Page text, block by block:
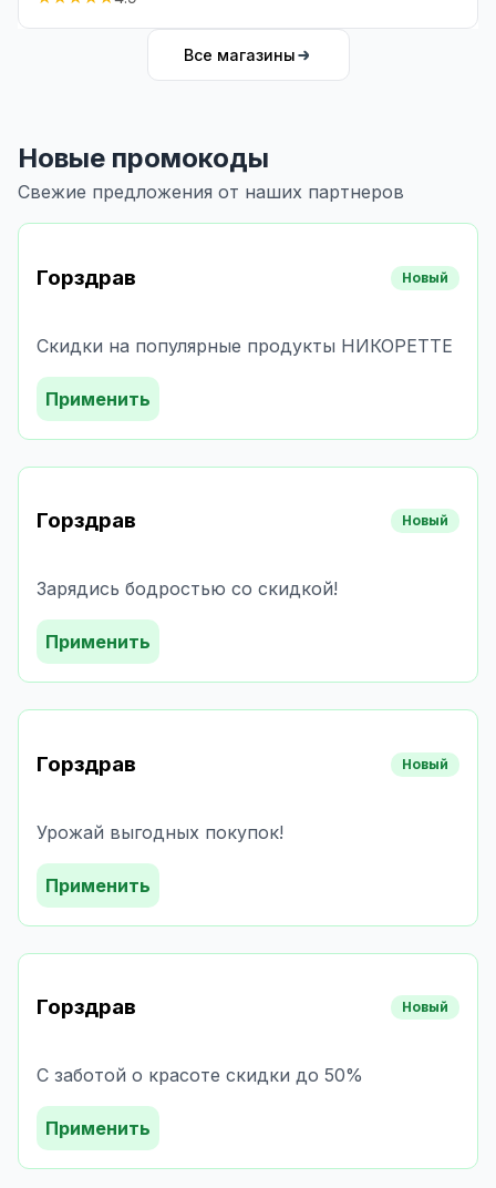
Все магазины
Новые промокоды
Свежие предложения от наших партнеров
Горздрав Новый
Скидки на популярные продукты НИКОРЕТТЕ
Применить
Горздрав Новый
Зарядись бодростью со скидкой!
Применить
Горздрав Новый
Урожай выгодных покупок!
Применить
Горздрав Новый
С заботой о красоте скидки до 50%
Применить